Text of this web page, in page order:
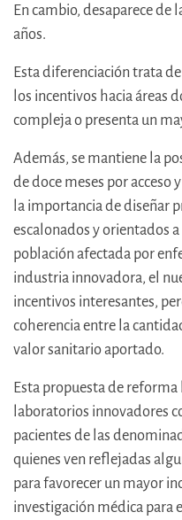
En cambio, desaparece de
años.
Esta diferenciación trata
los incentivos hacia áreas
compleja o presenta un
Además, se mantiene la
de doce meses por acceso
la importancia de diseñar
escalonados y orientados
población afectada por
industria innovadora, el
incentivos interesantes,
coherencia entre la
valor sanitario aportado.
Esta propuesta de
laboratorios innovadores
pacientes de las
quienes ven reflejadas
para favorecer un mayor
investigación médica para